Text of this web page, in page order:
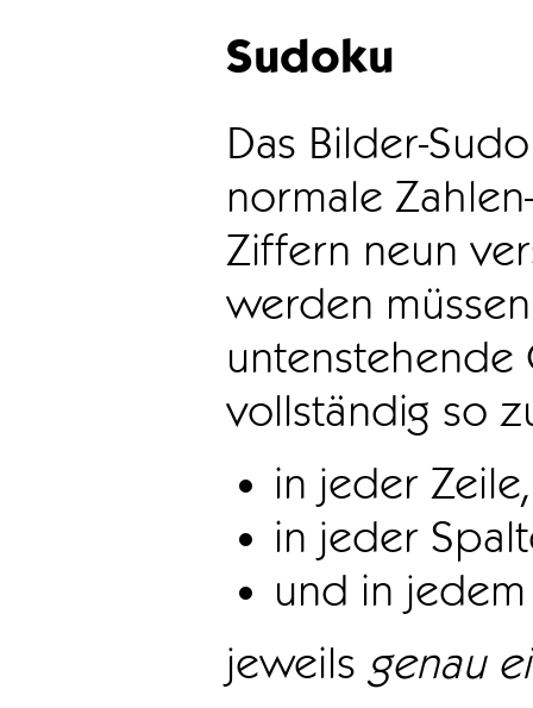
Sudoku
Das Bilder-
normale
Ziffern neun
werden
vollständig so
in jeder Zeile,
in jeder
und in
jeweils genau